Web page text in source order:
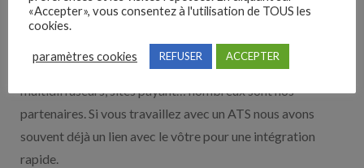
Découvrez nos partenaires ! Moteurs de recherches,
multidiffuseurs, sites payant… nombreux sont nos
partenaires. Si vous travaillez avec un ATS nous avons
souvent déjà un lien avec le vôtre pour une intégration
rapide.
«Accepter», vous consentez à l'utilisation de TOUS les
cookies.
paramètres cookies REFUSER ACCEPTER